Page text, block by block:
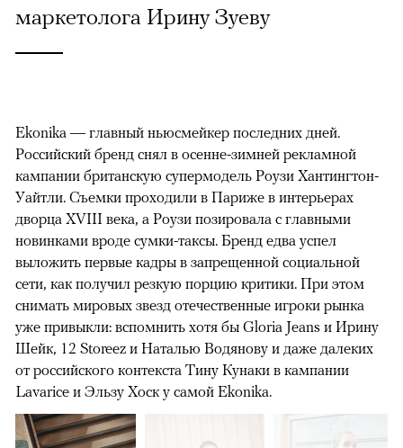
маркетолога Ирину Зуеву
Ekonika — главный ньюсмейкер последних дней.
Российский бренд снял в осенне-зимней рекламной
кампании британскую супермодель Роузи Хантингтон-
Уайтли. Cъемки проходили в Париже в интерьерах
дворца XVIII века, а Роузи позировала с главными
новинками вроде сумки-таксы. Бренд едва успел
выложить первые кадры в запрещенной социальной
сети, как получил резкую порцию критики. При этом
снимать мировых звезд отечественные игроки рынка
уже привыкли: вспомнить хотя бы Gloria Jeans и Ирину
Шейк, 12 Storeez и Наталью Водянову и даже далеких
от российского контекста Тину Кунаки в кампании
Lavarice и Эльзу Хоск у самой Ekonika.